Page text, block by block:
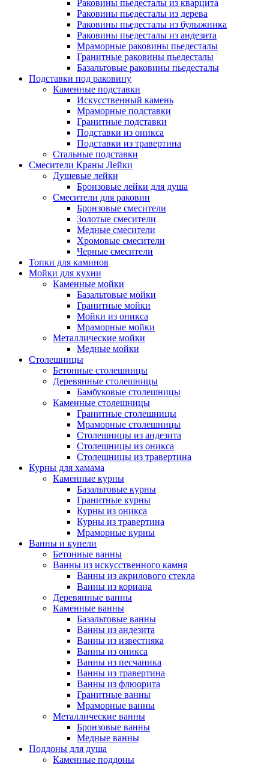
Раковины пьедесталы из кварцита
Раковины пьедесталы из дерева
Раковины пьедесталы из булыжника
Раковины пьедесталы из андезита
Мраморные раковины пьедесталы
Гранитные раковины пьедесталы
Базальтовые раковины пьедесталы
Подставки под раковину
Каменные подставки
Искусственный камень
Мраморные подставки
Гранитные подставки
Подставки из оникса
Подставки из травертина
Стальные подставки
Смесители Краны Лейки
Душевые лейки
Бронзовые лейки для душа
Смесители для раковин
Бронзовые смесители
Золотые смесители
Медные смесители
Хромовые смесители
Черные смесители
Топки для каминов
Мойки для кухни
Каменные мойки
Базальтовые мойки
Гранитные мойки
Мойки из оникса
Мраморные мойки
Металлические мойки
Медные мойки
Столешницы
Бетонные столешницы
Деревянные столешницы
Бамбуковые столешницы
Каменные столешницы
Гранитные столешницы
Мраморные столешницы
Столешницы из андезита
Столешницы из оникса
Столешницы из травертина
Курны для хамама
Каменные курны
Базальтовые курны
Гранитные курны
Курны из оникса
Курны из травертина
Мраморные курны
Ванны и купели
Бетонные ванны
Ванны из искусственного камня
Ванны из акрилового стекла
Ванны из кориана
Деревянные ванны
Каменные ванны
Базальтовые ванны
Ванны из андезита
Ванны из известняка
Ванны из оникса
Ванны из песчаника
Ванны из травертина
Ванны из флюорита
Гранитные ванны
Мраморные ванны
Металлические ванны
Бронзовые ванны
Медные ванны
Поддоны для душа
Каменные поддоны